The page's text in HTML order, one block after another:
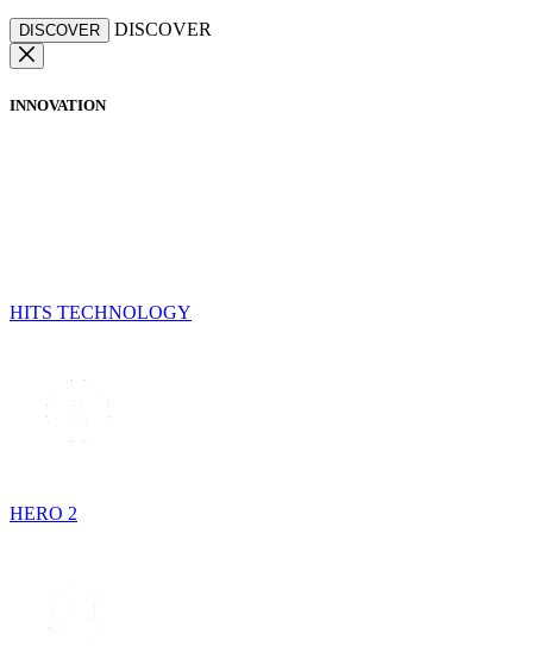
DISCOVER DISCOVER
INNOVATION
HITS TECHNOLOGY
HERO 2